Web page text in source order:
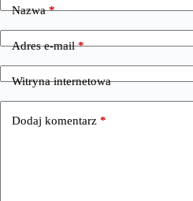
Nazwa*
Adres e-mail*
Witryna internetowa
Dodaj komentarz *